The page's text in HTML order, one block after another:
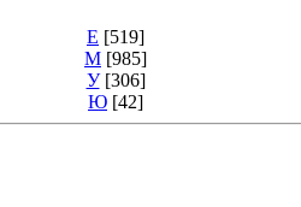
Е [519]
М [985]
У [306]
Ю [42]